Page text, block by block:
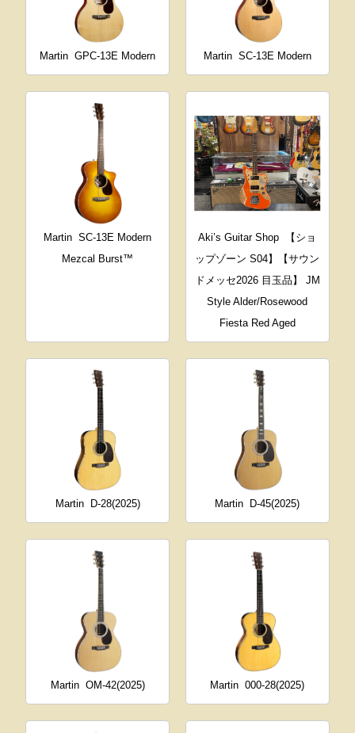
Martin GPC-13E Modern Martin SC-13E Modern
Martin SC-13E Modern
Mezcal Burst™
Aki’s Guitar Shop
【ショ
ップゾーン S04】【サウン
ドメッセ2026 目玉品】 JM
Style Alder/Rosewood
Fiesta Red Aged
Martin D-28(2025) Martin D-45(2025)
Martin OM-42(2025) Martin 000-28(2025)